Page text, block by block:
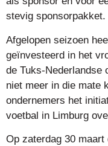
stevig sponsorpakket.
Afgelopen seizoen
geïnvesteerd in het
de Tuks-Nederlandse
niet meer in die mate
ondernemers het
voetbal in Limburg
Op zaterdag 30